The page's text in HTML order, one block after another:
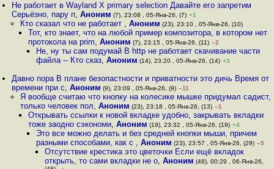
Не работает в Wayland X primary selection Давайте его запретим
Серьёзно, пару п,Аноним (7), 23:08 , 05-Янв-26, (7) +1
Кто сказал что не работает , Аноним (23), 23:10 , 05-Янв-26, (10)
Тот, кто знает, что на любой пример композитора, в котором нет
протокола на prim, Аноним (7), 23:15 , 05-Янв-26, (11) –2
Не, ну ты сам подумай В http не работает скачивание части
файла -- Кто сказ,Аноним (14), 23:20 , 05-Янв-26, (14) +3
Давно пора В плане безопастности и приватности это дичь Время от
времени при с,Аноним (9), 23:09 , 05-Янв-26, (9) –11
Я вообще считаю что кнопку на колесике мышке придумал садист,
только человек пол, Аноним (23), 23:18 , 05-Янв-26, (13) –1
Открывать ссылки к новой вкладке удобно, закрывать вкладки
тоже заодно сэкономи, Аноним (19), 23:32 , 05-Янв-26, (19) +4
Это все можно делать и без средней кнопки мыши, причем
разными способами, как с ,Аноним (23), 23:57 , 05-Янв-26, (29) –5
Отсутствие крестика это цветочки Если ещё вкладок
открыть, то сами вкладки не о, Аноним (48), 00:29 , 06-Янв-26,